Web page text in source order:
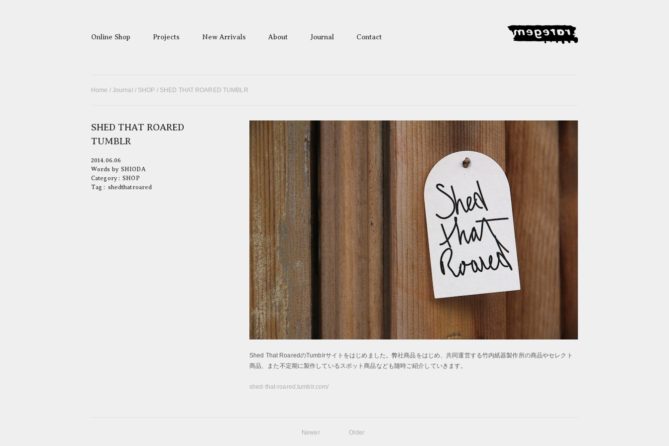
Online Shop Projects New Arrivals About Journal Contact
Home / Journal / SHOP / SHED THAT ROARED TUMBLR
SHED THAT ROARED
TUMBLR
2014.06.06
Words by SHIODA
Category : SHOP
Tag : shedthatroared
Shed That RoaredのTumblrサイトをはじめました。弊社商品をはじめ、共同運営する竹内紙器製作所の商品やセレクト
商品、また不定期に製作しているスポット商品なども随時ご紹介していきます。
shed-that-roared.tumblr.com/
Older
Newer